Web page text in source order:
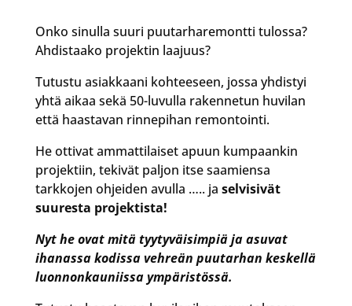
Onko sinulla suuri puutarharemontti tulossa?
Ahdistaako projektin laajuus?
Tutustu asiakkaani kohteeseen, jossa yhdistyi
yhtä aikaa sekä 50-luvulla rakennetun huvilan
että haastavan rinnepihan remontointi.
He ottivat ammattilaiset apuun kumpaankin
projektiin, tekivät paljon itse saamiensa
tarkkojen ohjeiden avulla ….. ja selvisivät
suuresta projektista!
Nyt he ovat mitä tyytyväisimpiä ja asuvat
ihanassa kodissa vehreän puutarhan keskellä
luonnonkauniissa ympäristössä.